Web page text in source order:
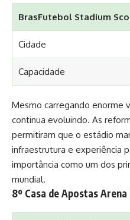
BrasFutebol Stadium
Cidade
Capacidade
Mesmo carregando enorme
continua evoluindo. As
permitiram que o estádio
infraestrutura e experiência
importância como um dos
mundial.
8º Casa de Apostas